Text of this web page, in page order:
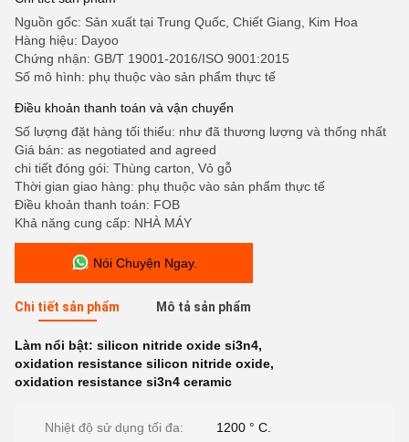
Nguồn gốc: Sản xuất tại Trung Quốc, Chiết Giang, Kim Hoa
Hàng hiệu: Dayoo
Chứng nhận: GB/T 19001-2016/ISO 9001:2015
Số mô hình: phụ thuộc vào sản phẩm thực tế
Điều khoản thanh toán và vận chuyển
Số lượng đặt hàng tối thiểu: như đã thương lượng và thống nhất
Giá bán: as negotiated and agreed
chi tiết đóng gói: Thùng carton, Vỏ gỗ
Thời gian giao hàng: phụ thuộc vào sản phẩm thực tế
Điều khoản thanh toán: FOB
Khả năng cung cấp: NHÀ MÁY
Nói Chuyện Ngay.
Chi tiết sản phẩm Mô tả sản phẩm
Làm nổi bật: silicon nitride oxide si3n4,
oxidation resistance silicon nitride oxide,
oxidation resistance si3n4 ceramic
Nhiệt độ sử dụng tối đa: 1200 ° C.